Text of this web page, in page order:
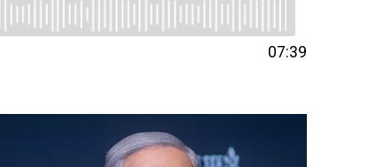
07:39